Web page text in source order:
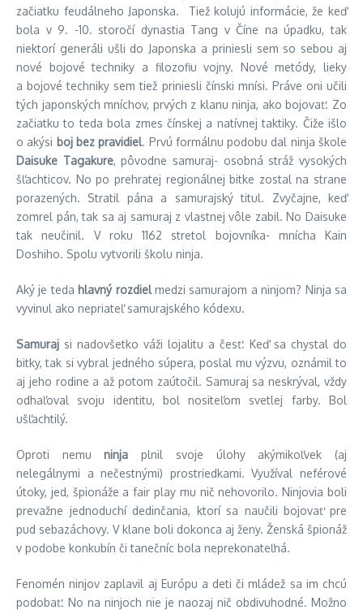
začiatku feudálneho Japonska. Tiež kolujú informácie, že keď
bola v 9. -10. storočí dynastia Tang v Číne na úpadku, tak
niektorí generáli ušli do Japonska a priniesli sem so sebou aj
nové bojové techniky a filozofiu vojny. Nové metódy, lieky
a bojové techniky sem tiež priniesli čínski mnísi. Práve oni učili
tých japonských mníchov, prvých z klanu ninja, ako bojovať. Zo
začiatku to teda bola zmes čínskej a natívnej taktiky. Čiže išlo
o akýsi boj bez pravidiel. Prvú formálnu podobu dal ninja škole
Daisuke Tagakure, pôvodne samuraj- osobná stráž vysokých
šľachticov. No po prehratej regionálnej bitke zostal na strane
porazených. Stratil pána a samurajský titul. Zvyčajne, keď
zomrel pán, tak sa aj samuraj z vlastnej vôle zabil. No Daisuke
tak neučinil. V roku 1162 stretol bojovníka- mnícha Kain
Doshiho. Spolu vytvorili školu ninja.
Aký je teda hlavný rozdielmedzi samurajom a ninjom? Ninja sa
vyvinul ako nepriateľ samurajského kódexu.
Samuraj si nadovšetko váži lojalitu a česť. Keď sa chystal do
bitky, tak si vybral jedného súpera, poslal mu výzvu, oznámil to
aj jeho rodine a až potom zaútočil. Samuraj sa neskrýval, vždy
odhaľoval svoju identitu, bol nositeľom svetlej farby. Bol
ušľachtilý.
Oproti nemuninja plnil svoje úlohy akýmikoľvek (aj
nelegálnymi a nečestnými) prostriedkami. Využíval neférové
útoky, jed, špionáže a fair play mu nič nehovorilo. Ninjovia boli
prevažne jednoduchí dedinčania, ktorí sa naučili bojovať pre
pud sebazáchovy. V klane boli dokonca aj ženy. Ženská špionáž
v podobe konkubín či tanečníc bola neprekonateľná.
Fenomén ninjov zaplavil aj Európu a deti či mládež sa im chcú
podobať. No na ninjoch nie je naozaj nič obdivuhodné. Možno